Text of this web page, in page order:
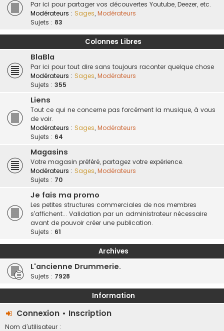
Par ici pour partager vos découvertes Youtube, Deezer, etc.
Modérateurs : Sages, Modérateurs
Sujets : 83
Colonnes Libres
BlaBla
Par ici pour tout dire sans toujours raconter quelque chose
Modérateurs : Sages, Modérateurs
Sujets : 355
Liens
Tout ce qui ne concerne pas forcément la musique, à vous
de voir.
Modérateurs : Sages, Modérateurs
Sujets : 64
Magasins
Votre magasin préféré, partagez votre expérience.
Modérateurs : Sages, Modérateurs
Sujets : 70
Je fais ma promo
Les petites structures commerciales de nos membres
s'affichent... Validation par un administrateur nécessaire
avant de pouvoir créer une publication.
Sujets : 61
Archives
L'ancienne Drummerie.
Sujets : 7928
Information
Connexion • Inscription
Nom d’utilisateur :